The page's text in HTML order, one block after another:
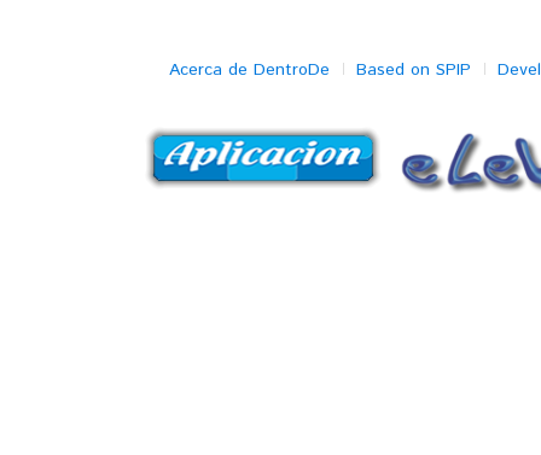
Acerca de DentroDe Based on SPIP